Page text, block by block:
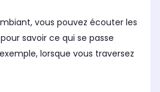
vous pouvez écouter les
savoir ce qui se passe
lorsque vous traversez